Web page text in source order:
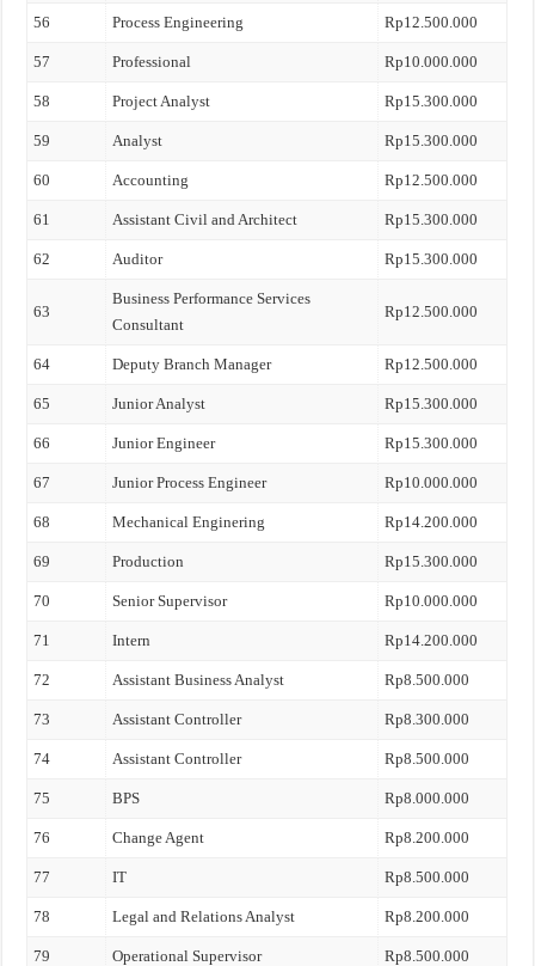
56 Process Engineering Rp12.500.000
57 Professional Rp10.000.000
58 Project Analyst Rp15.300.000
59 Analyst Rp15.300.000
60 Accounting Rp12.500.000
61 Assistant Civil and Architect Rp15.300.000
62 Auditor Rp15.300.000
63
Business Performance Services
Consultant
Rp12.500.000
64 Deputy Branch Manager Rp12.500.000
65 Junior Analyst Rp15.300.000
66 Junior Engineer Rp15.300.000
67 Junior Process Engineer Rp10.000.000
68 Mechanical Enginering Rp14.200.000
69 Production Rp15.300.000
70 Senior Supervisor Rp10.000.000
71 Intern Rp14.200.000
72 Assistant Business Analyst Rp8.500.000
73 Assistant Controller Rp8.300.000
74 Assistant Controller Rp8.500.000
75 BPS Rp8.000.000
76 Change Agent Rp8.200.000
77 IT Rp8.500.000
78 Legal and Relations Analyst Rp8.200.000
79 Operational Supervisor Rp8.500.000